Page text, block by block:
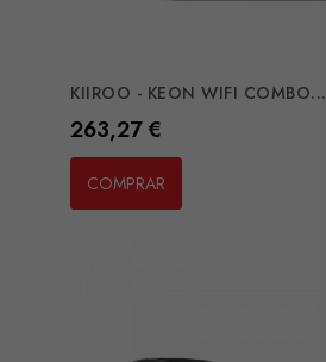
KIIROO - KEON WIFI COMBO...
Preço
263,27 €
COMPRAR